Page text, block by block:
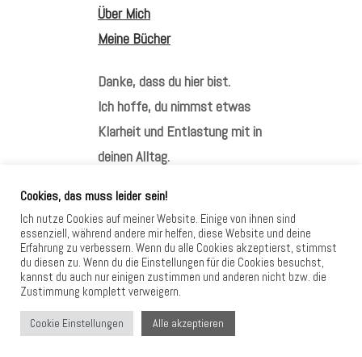
Über Mich
Meine Bücher
Danke, dass du hier bist.
Ich hoffe, du nimmst etwas
Klarheit und Entlastung mit in
deinen Alltag.
HIER FINDEST DU MICH
Cookies, das muss leider sein!
Ich nutze Cookies auf meiner Website. Einige von ihnen sind
essenziell, während andere mir helfen, diese Website und deine
Erfahrung zu verbessern. Wenn du alle Cookies akzeptierst, stimmst
du diesen zu. Wenn du die Einstellungen für die Cookies besuchst,
kannst du auch nur einigen zustimmen und anderen nicht bzw. die
Zustimmung komplett verweigern.
Cookie Einstellungen Alle akzeptieren